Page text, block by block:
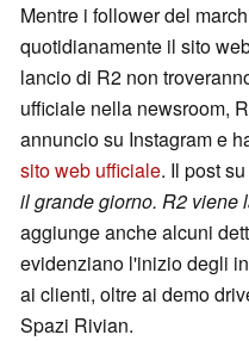
Mentre i follower del
quotidianamente il sito
lancio di R2 non
ufficiale nella newsroom,
annuncio su Instagram e
sito web ufficiale. Il post
il grande giorno. R2 viene
aggiunge anche alcuni
evidenziano l'inizio degli
ai clienti, oltre ai demo
Spazi Rivian.